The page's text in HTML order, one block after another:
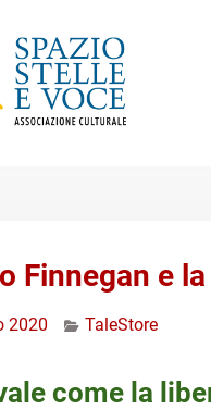
Finnegan e
2020 TaleStore
come la